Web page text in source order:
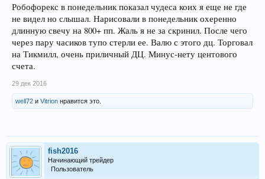
Робофорекс в понедельник показал чудеса коих я еще не где
не видел но слышал. Нарисовали в понедельник охеренно
длинную свечу на 800+ пп. Жаль я не за скринил. После чего
через пару часиков тупо стерли ее. Валю с этого дц. Торговал
на Тикмилл, очень приличный ДЦ. Минус-нету центового
счета.
29 дек 2016
well72 и Vitrion нравится это.
fish2016
Начинающий трейдер
Пользователь